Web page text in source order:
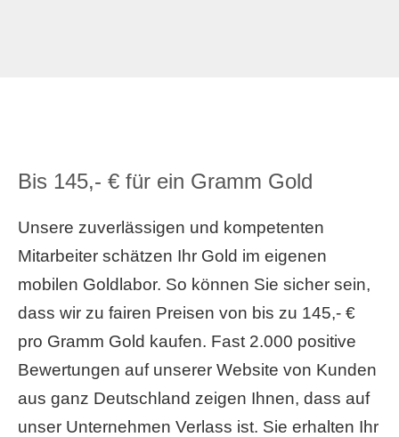
Bis 145,- € für ein Gramm Gold
Unsere zuverlässigen und kompetenten
Mitarbeiter schätzen Ihr Gold im eigenen
mobilen Goldlabor. So können Sie sicher sein,
dass wir zu fairen Preisen von bis zu 145,- €
pro Gramm Gold kaufen. Fast 2.000 positive
Bewertungen auf unserer Website von Kunden
aus ganz Deutschland zeigen Ihnen, dass auf
unser Unternehmen Verlass ist. Sie erhalten Ihr